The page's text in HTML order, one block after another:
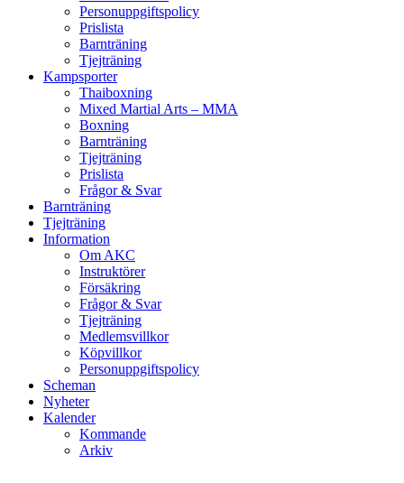
Personuppgiftspolicy
Prislista
Barnträning
Tjejträning
Kampsporter
Thaiboxning
Mixed Martial Arts – MMA
Boxning
Barnträning
Tjejträning
Prislista
Frågor & Svar
Barnträning
Tjejträning
Information
Om AKC
Instruktörer
Försäkring
Frågor & Svar
Tjejträning
Medlemsvillkor
Köpvillkor
Personuppgiftspolicy
Scheman
Nyheter
Kalender
Kommande
Arkiv